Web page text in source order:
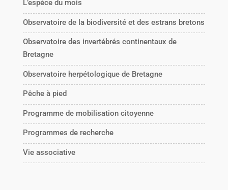
L’espèce du mois
Observatoire de la biodiversité et des estrans bretons
Observatoire des invertébrés continentaux de
Bretagne
Observatoire herpétologique de Bretagne
Pêche à pied
Programme de mobilisation citoyenne
Programmes de recherche
Vie associative